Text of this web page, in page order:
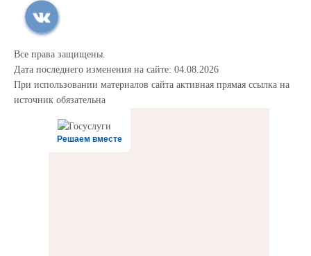
Все права защищены.
Дата последнего изменения на сайте: 04.08.2026
При использовании материалов сайта активная прямая ссылка на
источник обязательна
Решаем вместе